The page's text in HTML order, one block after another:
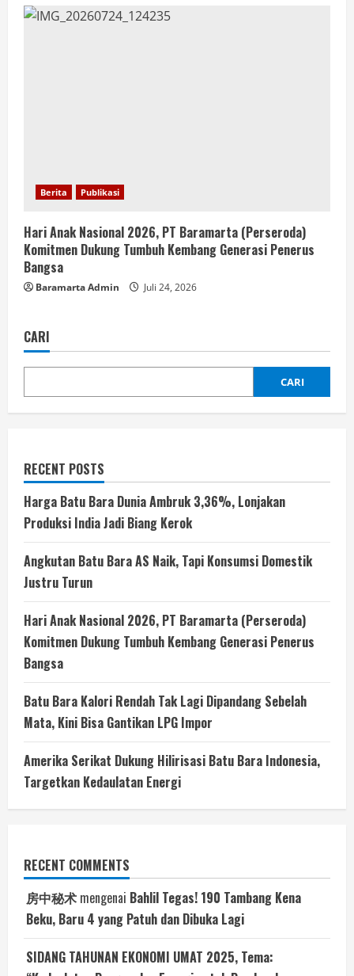
Berita Publikasi
Hari Anak Nasional 2026, PT Baramarta (Perseroda)
Komitmen Dukung Tumbuh Kembang Generasi Penerus
Bangsa
Baramarta Admin Juli 24, 2026
CARI
CARI
RECENT POSTS
Harga Batu Bara Dunia Ambruk 3,36%, Lonjakan
Produksi India Jadi Biang Kerok
Angkutan Batu Bara AS Naik, Tapi Konsumsi Domestik
Justru Turun
Hari Anak Nasional 2026, PT Baramarta (Perseroda)
Komitmen Dukung Tumbuh Kembang Generasi Penerus
Bangsa
Batu Bara Kalori Rendah Tak Lagi Dipandang Sebelah
Mata, Kini Bisa Gantikan LPG Impor
Amerika Serikat Dukung Hilirisasi Batu Bara Indonesia,
Targetkan Kedaulatan Energi
RECENT COMMENTS
房中秘术 mengenai Bahlil Tegas! 190 Tambang Kena
Beku, Baru 4 yang Patuh dan Dibuka Lagi
SIDANG TAHUNAN EKONOMI UMAT 2025, Tema: